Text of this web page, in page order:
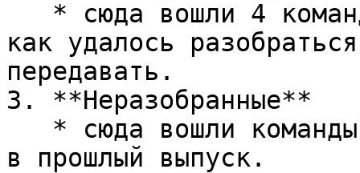
как удалось
передавать.
3. **Неразобранные**
в прошлый выпуск.